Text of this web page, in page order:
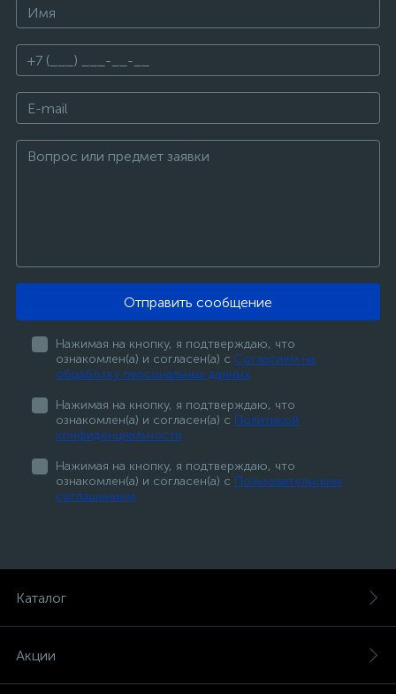
Отправить сообщение
Нажимая на кнопку, я подтверждаю, что
ознакомлен(а) и согласен(а) с Согласием на
обработку персональных данных
Нажимая на кнопку, я подтверждаю, что
ознакомлен(а) и согласен(а) с Политикой
конфиденциальности
Нажимая на кнопку, я подтверждаю, что
ознакомлен(а) и согласен(а) с Пользовательским
соглашением
Каталог
Акции